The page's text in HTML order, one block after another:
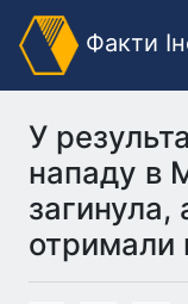
Факти
У
нападу в
загинула,
отримали